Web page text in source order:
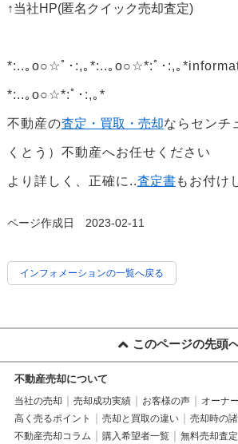
↑当社HP(匿名クイック売却査定)
*:..｡o○☆ﾟ･:,｡*:..｡o○☆*:ﾟ･:,｡
*:..｡o○☆*:ﾟ･:,｡*
不動産の査定・買取・売却ならセンチ
くとう）不動産へお任せください
より詳しく、正確に..査定書もお付け
ページ作成日 2023-02-11
インフォメーションの一覧へ戻る
このページの先頭
不動産売却について
当社の売却 売却成功実績 お客様の声 オーナ
高く売るポイント
売却と買取の違い 売却時の
不動産売却コラム
購入希望者一覧 無料売却査定